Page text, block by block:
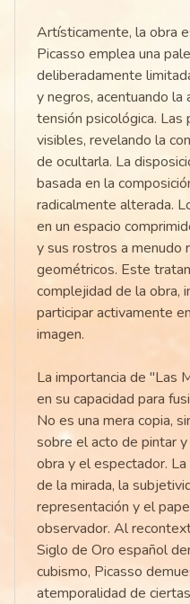
Artísticamente, la obra
Picasso emplea una
deliberadamente
y negros, acentuando
tensión psicológica. Las
visibles, revelando la
de ocultarla. La
basada en la
radicalmente alterada.
en un espacio
y sus rostros a menudo
geométricos. Este
complejidad de la obra,
participar activamente
imagen.
La importancia de "Las
en su capacidad para
No es una mera copia,
sobre el acto de pintar
obra y el espectador.
de la mirada, la
representación y el
observador. Al
Siglo de Oro español
cubismo, Picasso
atemporalidad de